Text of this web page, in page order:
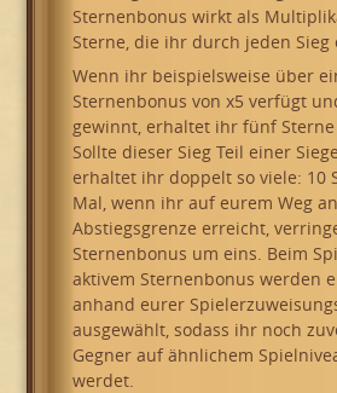
Sternenbonus wirkt als
Sterne, die ihr durch jeden Sieg
Wenn ihr beispielsweise über
Sternenbonus von x5 verfügt
gewinnt, erhaltet ihr fünf
Sollte dieser Sieg Teil einer
erhaltet ihr doppelt so viele: 10
Mal, wenn ihr auf eurem Weg
Abstiegsgrenze erreicht,
Sternenbonus um eins. Beim
aktivem Sternenbonus werden
anhand eurer
ausgewählt, sodass ihr noch
Gegner auf ähnlichem
werdet.